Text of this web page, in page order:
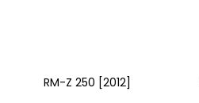
RM-Z 250 [2012]